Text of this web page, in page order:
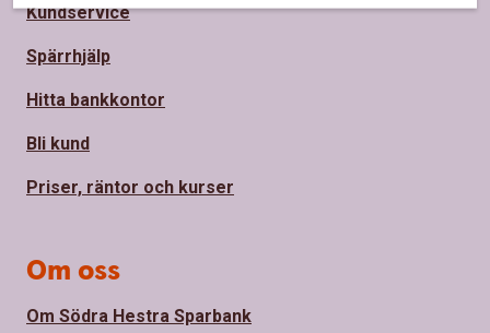
Kundservice
Spärrhjälp
Hitta bankkontor
Bli kund
Priser, räntor och kurser
Om oss
Om Södra Hestra Sparbank